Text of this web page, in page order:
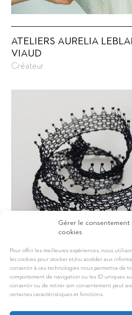
Gérer le consentement
cookies
Pour offrir les meilleures expériences, nous
les cookies pour stocker et/ou accéder aux
consentir à ces technologies nous permettra de
comportement de navigation ou les ID uniques
consentir ou de retirer son consentement peut
certaines caractéristiques et fonctions.
ATELIERS AURELIA
VIAUD
Créateur
AUDE TAHON
Créateur